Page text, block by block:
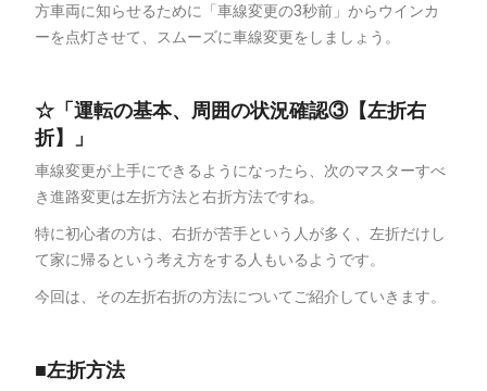
方車両に知らせるために「車線変更の3秒前」からウインカ
ーを点灯させて、スムーズに車線変更をしましょう。
☆「運転の基本、周囲の状況確認③【左折右
折】」
車線変更が上手にできるようになったら、次のマスターすべ
き進路変更は左折方法と右折方法ですね。
特に初心者の方は、右折が苦手という人が多く、左折だけし
て家に帰るという考え方をする人もいるようです。
今回は、その左折右折の方法についてご紹介していきます。
■左折方法